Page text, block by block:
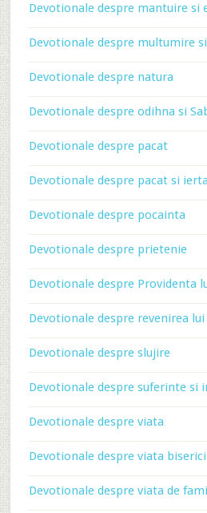
Devotionale despre mantuire si
Devotionale despre multumire
Devotionale despre natura
Devotionale despre odihna si
Devotionale despre pacat
Devotionale despre pacat si
Devotionale despre pocainta
Devotionale despre prietenie
Devotionale despre Providenta
Devotionale despre revenirea
Devotionale despre slujire
Devotionale despre suferinte si
Devotionale despre viata
Devotionale despre viata
Devotionale despre viata de